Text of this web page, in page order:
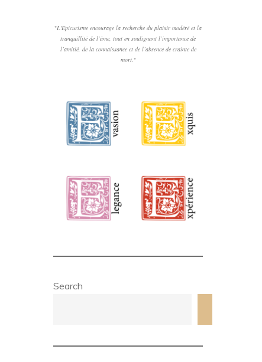
"L'Epicurisme encourage la recherche du plaisir modéré et la
tranquillité de l’âme, tout en soulignant l’importance de
l’amitié, de la connaissance et de l’absence de crainte de
mort. "
Search